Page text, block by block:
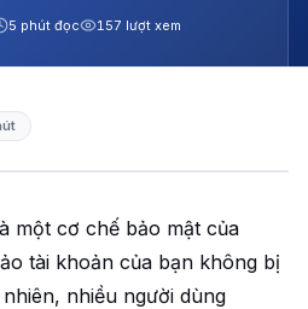
5 phút đọc 157 lượt xem
một cơ chế bảo mật của
tài khoản của bạn không bị
nhiều người dùng